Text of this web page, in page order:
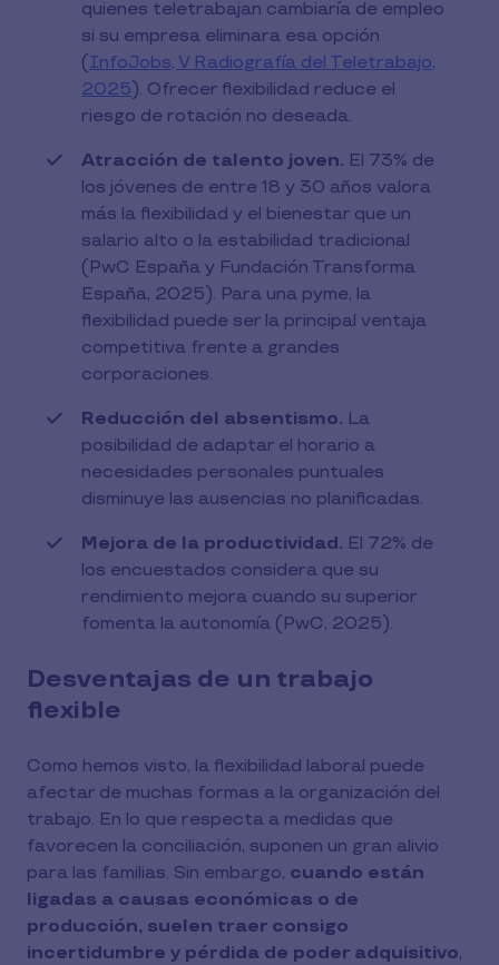
quienes teletrabajan cambiaría de empleo
si su empresa eliminara esa opción
(InfoJobs, V Radiografía del Teletrabajo,
2025). Ofrecer flexibilidad reduce el
riesgo de rotación no deseada.
Atracción de talento joven. El 73% de
los jóvenes de entre 18 y 30 años valora
más la flexibilidad y el bienestar que un
salario alto o la estabilidad tradicional
(PwC España y Fundación Transforma
España, 2025). Para una pyme, la
flexibilidad puede ser la principal ventaja
competitiva frente a grandes
corporaciones.
Reducción del absentismo. La
posibilidad de adaptar el horario a
necesidades personales puntuales
disminuye las ausencias no planificadas.
Mejora de la productividad. El 72% de
los encuestados considera que su
rendimiento mejora cuando su superior
fomenta la autonomía (PwC, 2025).
Desventajas de un trabajo
flexible
Como hemos visto, la flexibilidad laboral puede
afectar de muchas formas a la organización del
trabajo. En lo que respecta a medidas que
favorecen la conciliación, suponen un gran alivio
para las familias. Sin embargo, cuando están
ligadas a causas económicas o de
producción, suelen traer consigo
incertidumbre y pérdida de poder adquisitivo,